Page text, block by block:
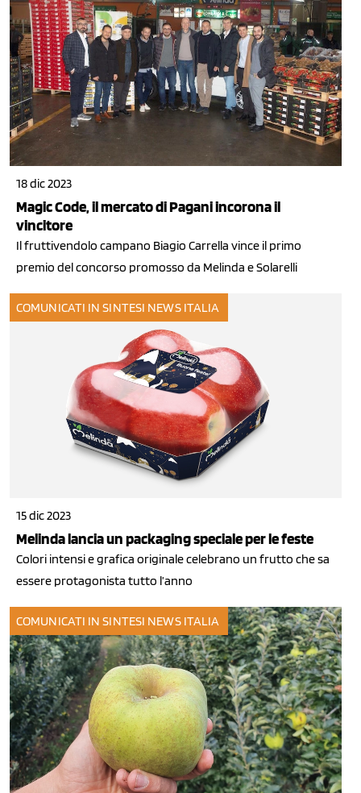
18 dic 2023
Magic Code, il mercato di Pagani incorona il
vincitore
Il fruttivendolo campano Biagio Carrella vince il primo
premio del concorso promosso da Melinda e Solarelli
COMUNICATI IN SINTESI NEWS ITALIA
15 dic 2023
Melinda lancia un packaging speciale per le feste
Colori intensi e grafica originale celebrano un frutto che sa
essere protagonista tutto l’anno
COMUNICATI IN SINTESI NEWS ITALIA